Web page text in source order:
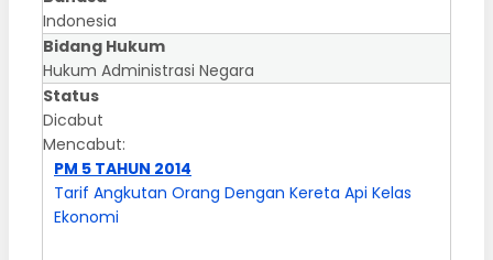
Indonesia
Bidang Hukum
Hukum Administrasi Negara
Status
Dicabut
Mencabut:
PM 5 TAHUN 2014
Tarif Angkutan Orang Dengan Kereta Api Kelas
Ekonomi